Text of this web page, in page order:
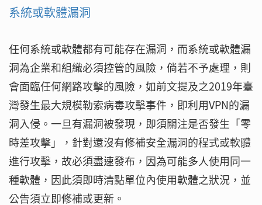
系統或軟體漏洞
任何系統或軟體都有可能存在漏洞，而系統或軟體漏
洞為企業和組織必須控管的風險，倘若不予處理，則
會面臨任何網路攻擊的風險，如前文提及之2019年臺
灣發生最大規模勒索病毒攻擊事件，即利用VPN的漏
洞入侵。一旦有漏洞被發現，即須關注是否發生「零
時差攻擊」，針對還沒有修補安全漏洞的程式或軟體
進行攻擊，故必須盡速發布，因為可能多人使用同一
種軟體，因此須即時清點單位內使用軟體之狀況，並
公告須立即修補或更新。